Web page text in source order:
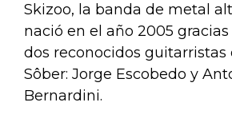
Skizoo, la banda de metal
nació en el año 2005
dos reconocidos guitarristas
Sôber: Jorge Escobedo y
Bernardini.